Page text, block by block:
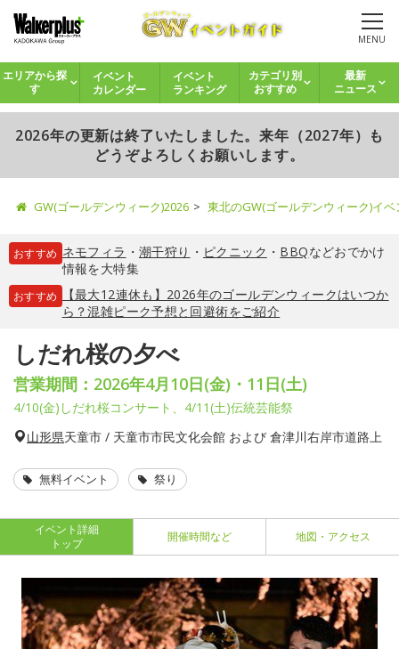
MENU
エリアから探
す
イベント
カレンダー
イベント
ランキング
カテゴリ別
おすすめ
最新
ニュース
2026年の更新は終了いたしました。来年（2027年）も
どうぞよろしくお願いします。
GW(ゴールデンウィーク)2026 東北のGW(ゴールデンウィーク)イ
おすすめ ネモフィラ ・ 潮干狩り ・ ピクニック ・ BBQなどおでかけ
情報を大特集
おすすめ
【最大12連休も】2026年のゴールデンウィークはいつか
ら？混雑ピーク予想と回避術をご紹介
しだれ桜の夕べ
営業期間：2026年4月10日(金)・11日(土)
4/10(金)しだれ桜コンサート、4/11(土)伝統芸能祭
山形県天童市 / 天童市市民文化会館 および 倉津川右岸市道路上
無料イベント 祭り
イベント詳細
トップ
開催時間など 地図・アクセス